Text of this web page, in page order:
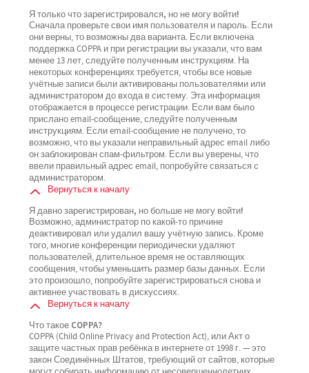
Я только что зарегистрировался, но не могу войти!
Сначала проверьте свои имя пользователя и пароль. Если
они верны, то возможны два варианта. Если включена
поддержка COPPA и при регистрации вы указали, что вам
менее 13 лет, следуйте полученным инструкциям. На
некоторых конференциях требуется, чтобы все новые
учётные записи были активированы пользователями или
администратором до входа в систему. Эта информация
отображается в процессе регистрации. Если вам было
прислано email-сообщение, следуйте полученным
инструкциям. Если email-сообщение не получено, то
возможно, что вы указали неправильный адрес email либо
он заблокирован спам-фильтром. Если вы уверены, что
ввели правильный адрес email, попробуйте связаться с
администратором.
Вернуться к началу
Я давно зарегистрирован, но больше не могу войти!
Возможно, администратор по какой-то причине
деактивировал или удалил вашу учётную запись. Кроме
того, многие конференции периодически удаляют
пользователей, длительное время не оставляющих
сообщения, чтобы уменьшить размер базы данных. Если
это произошло, попробуйте зарегистрироваться снова и
активнее участвовать в дискуссиях.
Вернуться к началу
Что такое COPPA?
COPPA (Child Online Privacy and Protection Act), или Акт о
защите частных прав ребёнка в интернете от 1998 г. — это
закон Соединённых Штатов, требующий от сайтов, которые